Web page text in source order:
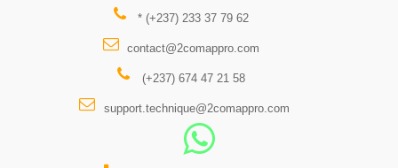
* (+237) 233 37 79 62
contact@2comappro.com
(+237) 674 47 21 58
support.technique@2comappro.com